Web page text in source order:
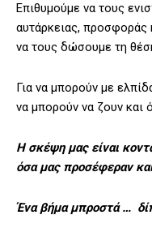
Επιθυμούμε να τους
αυτάρκειας, προσφοράς
να τους δώσουμε τη
Για να μπορούν με
να μπορούν να ζουν και
Η σκέψη μας είναι
όσα μας προσέφεραν
Ένα βήμα μπροστά …